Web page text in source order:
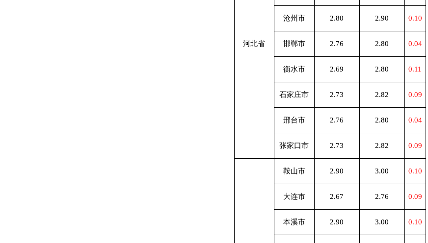
河北省
沧州市 2.80 2.90 0.10
邯郸市 2.76 2.80 0.04
衡水市 2.69 2.80 0.11
石家庄市 2.73 2.82 0.09
邢台市 2.76 2.80 0.04
张家口市 2.73 2.82 0.09
鞍山市 2.90 3.00 0.10
大连市 2.67 2.76 0.09
本溪市 2.90 3.00 0.10